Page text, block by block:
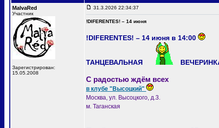
MalvaRed
Участник
Зарегистрирован:
15.05.2008
31.3.2026 22:34:37
!DIFERENTES! – 14 июня
!DIFERENTES! – 14 июня в 14:00
ТАНЦЕВАЛЬНАЯ
С радостью ждём всех
в клубе "Высоцкий"
Москва, ул. Высоцкого, д.3.
м. Таганская